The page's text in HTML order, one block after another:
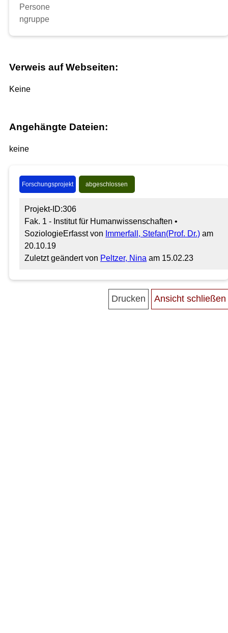
Verweis auf Webseiten:
Keine
Angehängte Dateien:
keine
Forschungsprojekt abgeschlossen
Projekt-ID:306
Fak. 1 - Institut für Humanwissenschaften •
SoziologieErfasst von Immerfall, Stefan(Prof. Dr.) am
20.10.19
Zuletzt geändert von Peltzer, Nina am 15.02.23